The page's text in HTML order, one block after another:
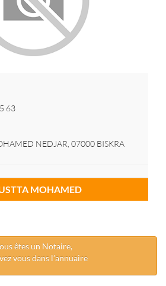
63
NEDJAR, 07000 BISKRA
MOHAMED
êtes un Notaire,
vous dans l’annuaire